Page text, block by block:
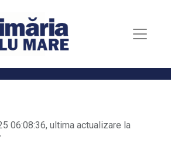
06:08:36, ultima actualizare la